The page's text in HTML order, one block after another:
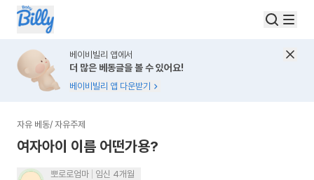
베이비빌리 앱에서
더 많은 베동글을 볼 수 있어요!
베이비빌리 앱 다운받기
자유 베동/ 자유주제
여자아이 이름 어떤가용?
뽀로로엄마
임신 4개월